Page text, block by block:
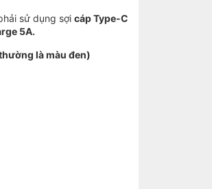
sử dụng sợi cáp Type-C
5A.
là màu đen)